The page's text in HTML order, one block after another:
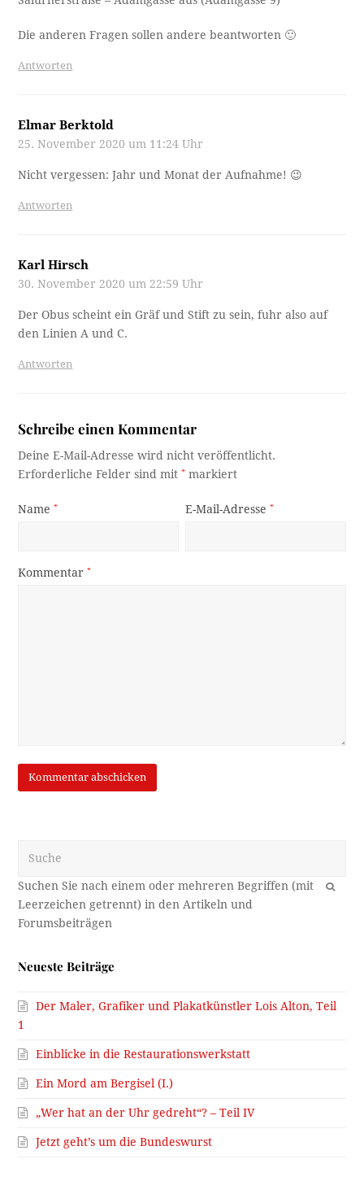
Die anderen Fragen sollen andere beantworten 🙂
Antworten
Elmar Berktold
25. November 2020 um 11:24 Uhr
Nicht vergessen: Jahr und Monat der Aufnahme! 😉
Antworten
Karl Hirsch
30. November 2020 um 22:59 Uhr
Der Obus scheint ein Gräf und Stift zu sein, fuhr also auf
den Linien A und C.
Antworten
Schreibe einen Kommentar
Deine E-Mail-Adresse wird nicht veröffentlicht.
Erforderliche Felder sind mit* markiert
Name* E-Mail-Adresse*
Kommentar*
OK
Neueste Beiträge
Der Maler, Grafiker und Plakatkünstler Lois Alton, Teil
1
Einblicke in die Restaurationswerkstatt
Ein Mord am Bergisel (I.)
„Wer hat an der Uhr gedreht“? – Teil IV
Jetzt geht’s um die Bundeswurst